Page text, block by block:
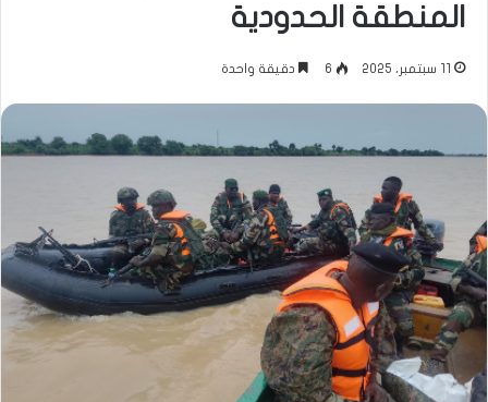
المنطقة الحدودية
11 سبتمبر، 2025 6 دقيقة واحدة